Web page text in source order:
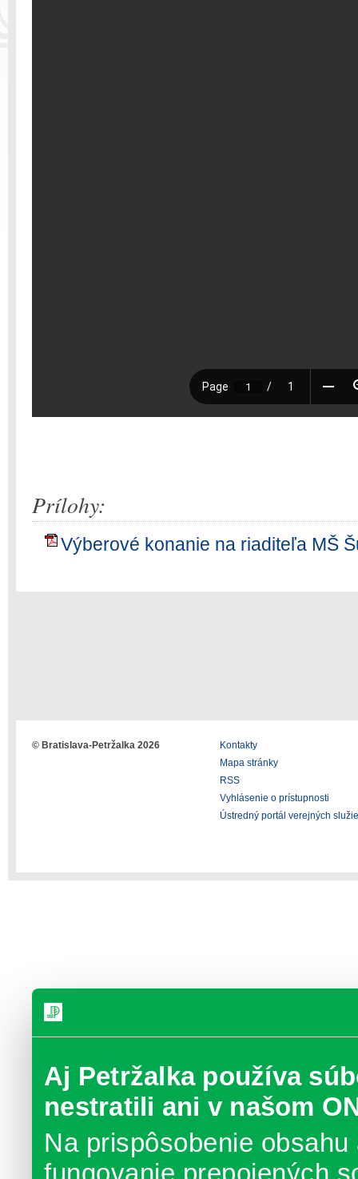
Aj Petržalka používa
nestratili ani v našom
Na prispôsobenie
Prílohy:
Výberové konanie na riaditeľa MŠ
© Bratislava-Petržalka 2026
Kontakty
Mapa stránky
RSS
Vyhlásenie o prístupnosti
Ústredný portál verejných